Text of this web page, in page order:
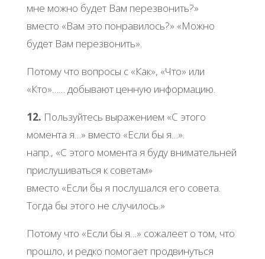
мне можно будет Вам перезвонить?»
вместо «Вам это понравилось?» «Можно
будет Вам перезвонить».
Потому что вопросы с «Как», «Что» или
«Кто»…… добывают ценную информацию.
12. Пользуйтесь выражением «С этого
момента я…» вместо «Если бы я…».
напр., «С этого момента я буду внимательней
прислушиваться к советам»
вместо «Если бы я послушался его совета.
Тогда бы этого не случилось.»
Потому что «Если бы я…» сожалеет о том, что
прошло, и редко помогает продвинуться